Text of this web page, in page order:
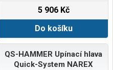
5 906 Kč
Do košíku
QS-HAMMER Upínací hlava
Quick-System NAREX